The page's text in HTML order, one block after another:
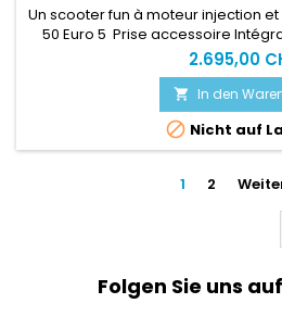
Un scooter fun à moteur injection et
50 Euro 5 Prise accessoire
:FRAIS DE MISE EN SERVICE
d'information en nous
2.695,00
 In den
 Nicht auf
1 2
Folgen Sie uns